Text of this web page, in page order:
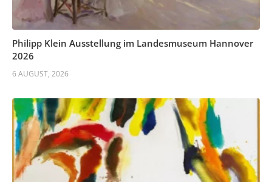
Philipp Klein Ausstellung im Landesmuseum Hannover
2026
6 AUGUST, 2026